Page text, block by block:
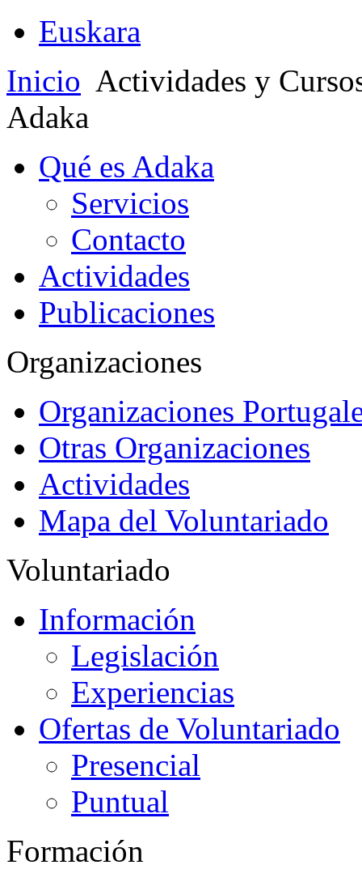
Euskara
Inicio Actividades y
Adaka
Qué es Adaka
Servicios
Contacto
Actividades
Publicaciones
Organizaciones
Organizaciones
Otras Organizaciones
Actividades
Mapa del Voluntariado
Voluntariado
Información
Legislación
Experiencias
Ofertas de Voluntariado
Presencial
Puntual
Formación